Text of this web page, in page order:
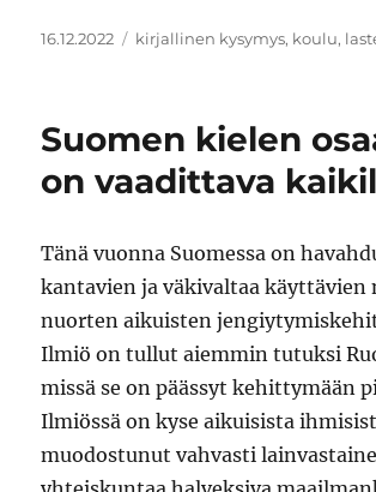
Julkaistu
16.12.2022 Avainsanat
kirjallinen kysymys, koulu,
Suomen kielen
on vaadittava
Tänä vuonna Suomessa on
kantavien ja väkivaltaa käyttävien
nuorten aikuisten
Ilmiö on tullut aiemmin tutuksi
missä se on päässyt kehittymään
Ilmiössä on kyse aikuisista
muodostunut vahvasti